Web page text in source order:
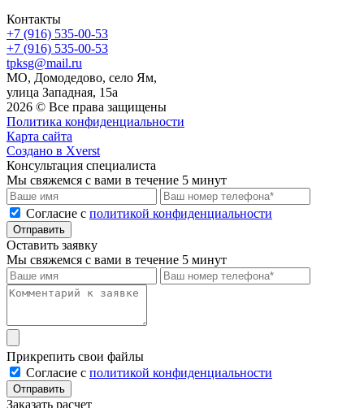
Контакты
+7 (916) 535-00-53
+7 (916) 535-00-53
tpksg@mail.ru
МО, Домодедово, село Ям,
улица Западная, 15а
2026 © Все права защищены
Политика конфиденциальности
Карта сайта
Создано в Xverst
Консультация специалиста
Мы свяжемся с вами в течение 5 минут
Cогласие с политикой конфиденциальности
Отправить
Оставить заявку
Мы свяжемся с вами в течение 5 минут
Прикрепить свои файлы
Cогласие с политикой конфиденциальности
Отправить
Заказать расчет